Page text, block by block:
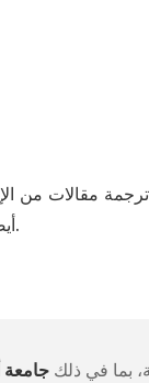
مقالات من
بشكل عاجل.
بما في ذلك جامعة